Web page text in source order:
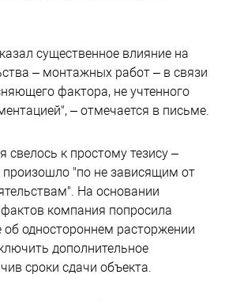
существенное влияние на
– монтажных работ – в связи
фактора, не учтенного
– отмечается в письме.
к простому тезису –
произошло "по не зависящим от
На основании
компания попросила
одностороннем расторжении
дополнительное
сроки сдачи объекта.